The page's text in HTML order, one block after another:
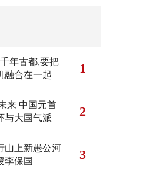
年古都,要把
融合在一起
1
来 中国元首
与大国气派
2
山上新愚公河
李保国
3